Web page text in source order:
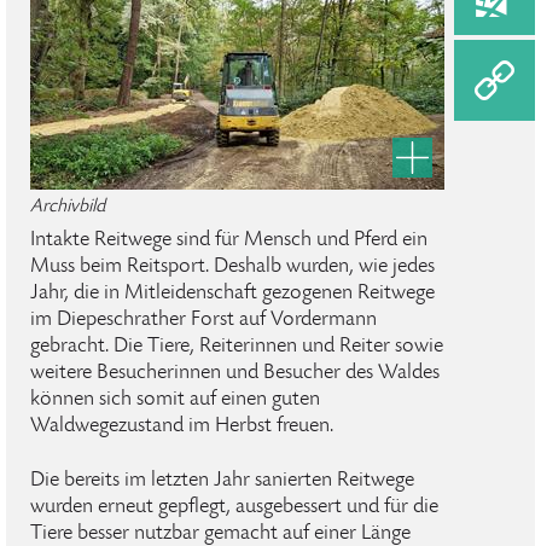
Archivbild
Intakte Reitwege sind für Mensch und Pferd ein
Muss beim Reitsport. Deshalb wurden, wie jedes
Jahr, die in Mitleidenschaft gezogenen Reitwege
im Diepeschrather Forst auf Vordermann
gebracht. Die Tiere, Reiterinnen und Reiter sowie
weitere Besucherinnen und Besucher des Waldes
können sich somit auf einen guten
Waldwegezustand im Herbst freuen.
Die bereits im letzten Jahr sanierten Reitwege
wurden erneut gepflegt, ausgebessert und für die
Tiere besser nutzbar gemacht auf einer Länge